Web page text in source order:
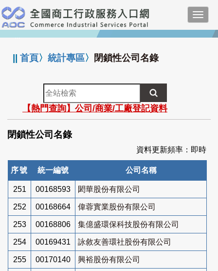
跳
到
主
要
:::
||首頁〉統計專區〉 閉鎖性公司名錄
全
站
檢
索
【熱門查詢】公司/商業/工廠登記資料
閉鎖性公司名錄
資料更新頻率：即時
序號 統一編號 公司名稱
251 00168593 閎華股份有限公司
252 00168664 偉蓉實業股份有限公司
253 00168806 集億盛環保科技股份有限公司
254 00169431 詠敘友善環社股份有限公司
255 00170140 興裕股份有限公司